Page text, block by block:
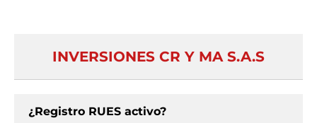
INVERSIONES CR Y MA S.A.S
¿Registro RUES activo?